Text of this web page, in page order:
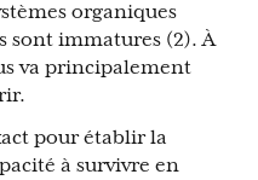
organiques
sont immatures (2). À
va principalement
pour établir la
à survivre en